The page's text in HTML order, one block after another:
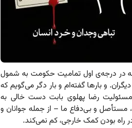
در درجه‌ی اول تمامیت حکومت به شمول
و بارها گفته‌ام و بار دگر می‌گویم که
رضا پهلوی بابت دست خالی به
و بی‌دفاع ما – از جمله جوانان و
راه بودن کمک خارجی، کم نمی‌کند.